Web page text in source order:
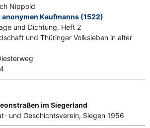
Nippold
Kaufmanns (1522)
und Dichtung, Heft 2
und Thüringer Volksleben in alter
im Siegerland
und Geschichtsverein, Siegen 1956